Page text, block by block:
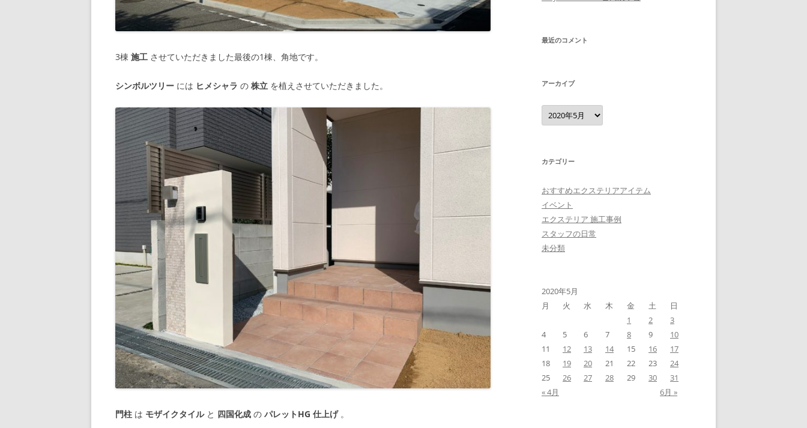
3棟 施工 させていただきました最後の1棟、角地です。
シンボルツリー には ヒメシャラ の 株立 を植えさせていただきました。
門柱 は モザイクタイルと 四国化成 の パレットHG 仕上げ 。
最近のコメント
アーカイブ
ア
ー
カ
カテゴリー
おすすめエクステリアアイテム
イベント
エクステリア 施工事例
スタッフの日常
未分類
2020年5月
月
火 水 木 金 土
日
1
2
3
4
5 6 7 8 9
10
11
12 13 14 15 16
17
18
19 20 21 22 23
24
25
26 27 28 29 30
31
« 4月
6月 »